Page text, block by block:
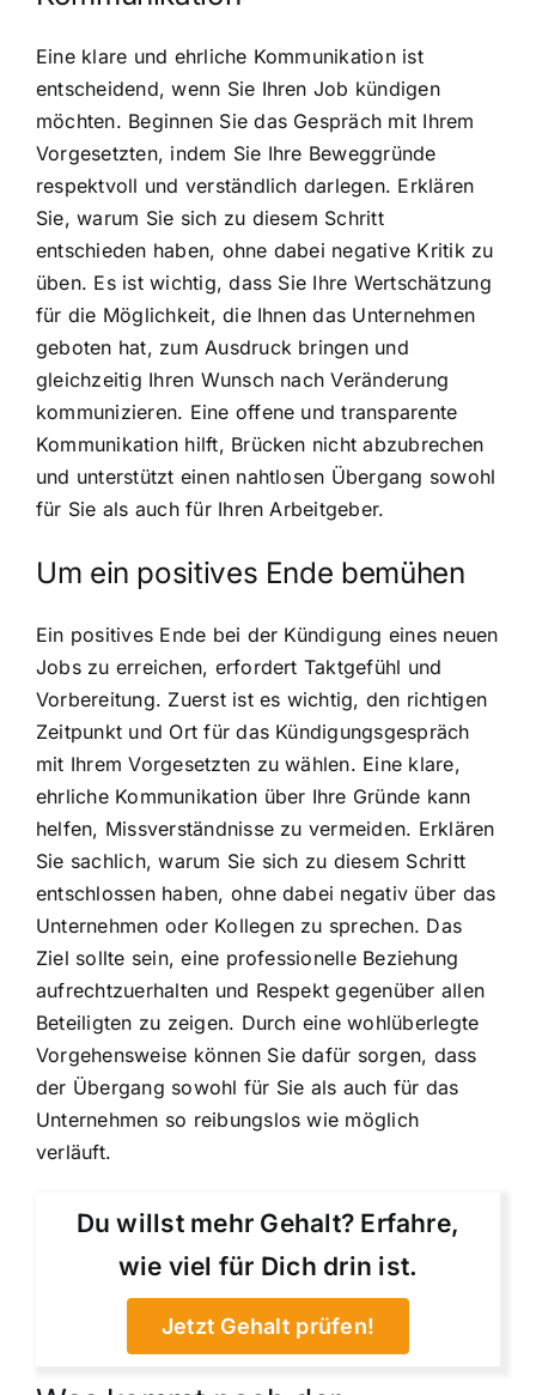
Eine klare und ehrliche Kommunikation ist
entscheidend, wenn Sie Ihren Job kündigen
möchten. Beginnen Sie das Gespräch mit Ihrem
Vorgesetzten, indem Sie Ihre Beweggründe
respektvoll und verständlich darlegen. Erklären
Sie, warum Sie sich zu diesem Schritt
entschieden haben, ohne dabei negative Kritik zu
üben. Es ist wichtig, dass Sie Ihre Wertschätzung
für die Möglichkeit, die Ihnen das Unternehmen
geboten hat, zum Ausdruck bringen und
gleichzeitig Ihren Wunsch nach Veränderung
kommunizieren. Eine offene und transparente
Kommunikation hilft, Brücken nicht abzubrechen
und unterstützt einen nahtlosen Übergang sowohl
für Sie als auch für Ihren Arbeitgeber.
Um ein positives Ende bemühen
Ein positives Ende bei der Kündigung eines neuen
Jobs zu erreichen, erfordert Taktgefühl und
Vorbereitung. Zuerst ist es wichtig, den richtigen
Zeitpunkt und Ort für das Kündigungsgespräch
mit Ihrem Vorgesetzten zu wählen. Eine klare,
ehrliche Kommunikation über Ihre Gründe kann
helfen, Missverständnisse zu vermeiden. Erklären
Sie sachlich, warum Sie sich zu diesem Schritt
entschlossen haben, ohne dabei negativ über das
Unternehmen oder Kollegen zu sprechen. Das
Ziel sollte sein, eine professionelle Beziehung
aufrechtzuerhalten und Respekt gegenüber allen
Beteiligten zu zeigen. Durch eine wohlüberlegte
Vorgehensweise können Sie dafür sorgen, dass
der Übergang sowohl für Sie als auch für das
Unternehmen so reibungslos wie möglich
verläuft.
Du willst mehr Gehalt? Erfahre,
wie viel für Dich drin ist.
Jetzt Gehalt prüfen!